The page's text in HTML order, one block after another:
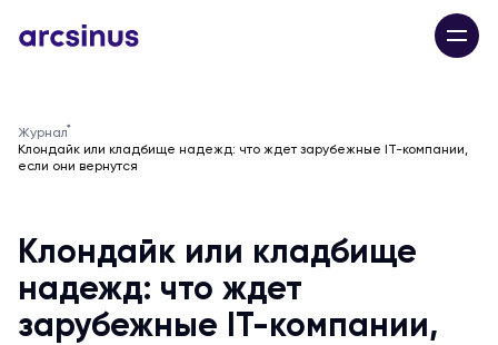
Журнал
Клондайк или кладбище надежд: что ждет зарубежные IT-компании,
если они вернутся
Клондайк или кладбище
надежд: что ждет
зарубежные IT-компании,